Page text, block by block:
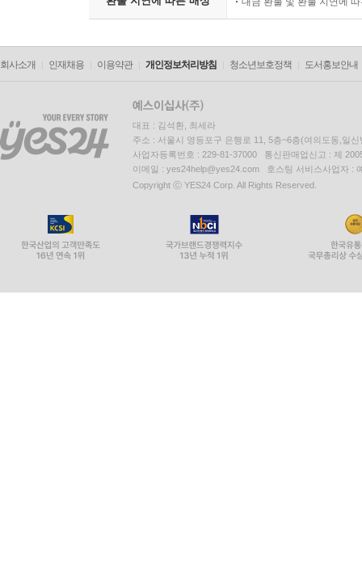
회사소개 인재채용 이용약관 개인정보처리방침 청소년보호정책 도서홍보안내
대표 : 김석환, 최세라
주소 : 서울시 영등포구 은행로 11, 5층~6층(여의도동,일신
사업자등록번호 : 229-81-37000 통신판매업신고 : 제
이메일 : yes24help@yes24.com 호스팅 서비스사업자 :
Copyright ⓒ YES24 Corp. All Rights Reserved.